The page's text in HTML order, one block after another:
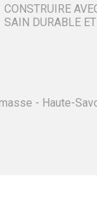
CONSTRUIRE
SAIN DURABLE
- Haute-